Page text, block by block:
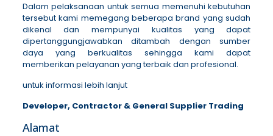
Dalam pelaksanaan untuk semua memenuhi kebutuhan
tersebut kami memegang beberapa brand yang sudah
dikenal dan mempunyai kualitas yang dapat
dipertanggungjawabkan ditambah dengan sumber
daya yang berkualitas sehingga kami dapat
memberikan pelayanan yang terbaik dan profesional.
untuk informasi lebih lanjut
Developer, Contractor & General Supplier Trading
Alamat